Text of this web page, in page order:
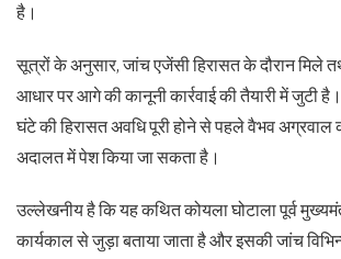
है।
सूत्रों के अनुसार, जांच एजेंसी हिरासत के दौरान मिले
आधार पर आगे की कानूनी कार्रवाई की तैयारी में जुटी
घंटे की हिरासत अवधि पूरी होने से पहले वैभव अग्रवाल
अदालत में पेश किया जा सकता है।
उल्लेखनीय है कि यह कथित कोयला घोटाला पूर्व
कार्यकाल से जुड़ा बताया जाता है और इसकी जांच